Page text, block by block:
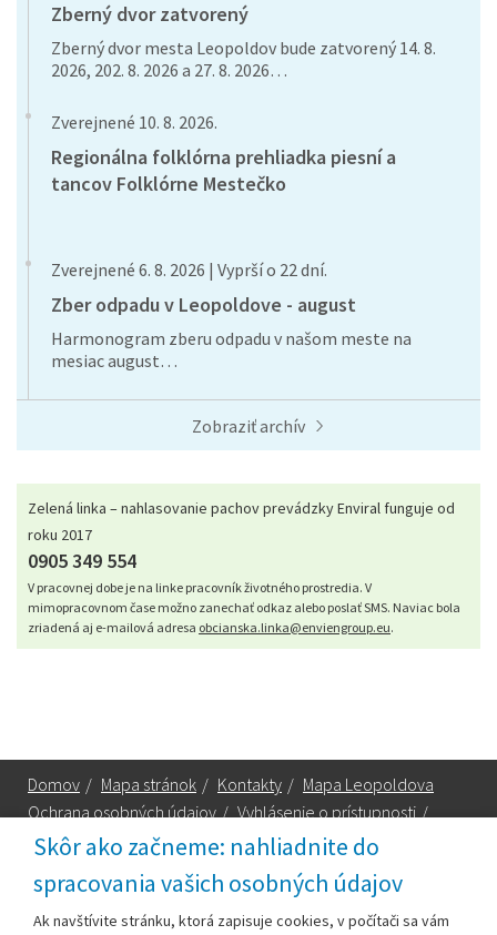
Skôr ako začneme: nahliadnite do
spracovania vašich osobných údajov
Ak navštívite stránku, ktorá zapisuje cookies, v počítači sa vám
Zberný dvor zatvorený
Zberný dvor mesta Leopoldov bude zatvorený 14. 8.
2026, 202. 8. 2026 a 27. 8. 2026…
Zverejnené 10. 8. 2026.
Regionálna folklórna prehliadka piesní a
tancov Folklórne Mestečko
Zverejnené 6. 8. 2026 | Vyprší o 22 dní.
Zber odpadu v Leopoldove - august
Harmonogram zberu odpadu v našom meste na
mesiac august…
Zobraziť archív
Zelená linka – nahlasovanie pachov prevádzky Enviral funguje od
roku 2017
0905 349 554
V pracovnej dobe je na linke pracovník životného prostredia. V
mimopracovnom čase možno zanechať odkaz alebo poslať SMS. Naviac bola
zriadená aj e-mailová adresa obcianska.linka@enviengroup.eu.
Domov / Mapa stránok / Kontakty / Mapa Leopoldova
Ochrana osobných údajov / Vyhlásenie o prístupnosti /
Technická podpora